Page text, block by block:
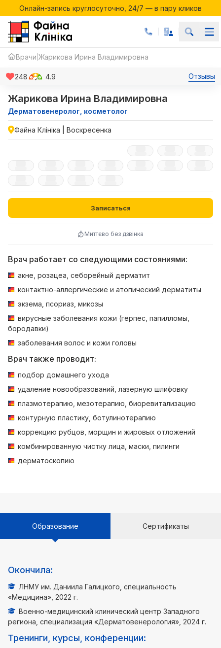
Онлайн-запись круглосуточно, 24/7 — в пару кликов
Онлайн-запись круглосуточно, 24/7 — в пару кликов
Врачи Жарикова Ирина Владимировна
248 4.9 Отзывы
Жарикова Ирина Владимировна
Дерматовенеролог, косметолог
Файна Клініка | Воскресенка
Записаться
Миттєво без дзвінка
Врач работает со следующими состояниями:
акне, розацеа, себорейный дерматит
контактно-аллергические и атопический дерматиты
экзема, псориаз, микозы
вирусные заболевания кожи (герпес, папилломы,
бородавки)
заболевания волос и кожи головы
Врач также проводит:
подбор домашнего ухода
удаление новообразований, лазерную шлифовку
плазмотерапию, мезотерапию, биоревитализацию
контурную пластику, ботулинотерапию
коррекцию рубцов, морщин и жировых отложений
комбинированную чистку лица, маски, пилинги
дерматоскопию
Образование Сертификаты
Окончила:
ЛНМУ им. Даниила Галицкого, специальность
«Медицина», 2022 г.
Военно-медицинский клинический центр Западного
региона, специализация «Дерматовенерология», 2024 г.
Тренинги, курсы, конференции: